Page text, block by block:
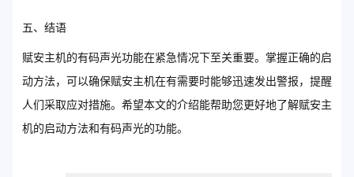
五、结语
赋安主机的有码声光功能在紧急情况下至关重要。掌握正确的启
动方法，可以确保赋安主机在有需要时能够迅速发出警报，提醒
人们采取应对措施。希望本文的介绍能帮助您更好地了解赋安主
机的启动方法和有码声光的功能。